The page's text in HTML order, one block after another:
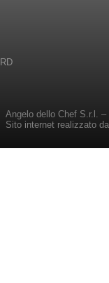
Angelo dello Chef S.r.l. –
Sito internet realizzato